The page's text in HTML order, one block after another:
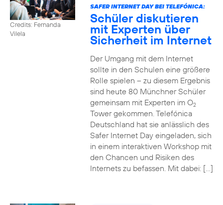
Credits: Fernanda
Vilela
SAFER INTERNET DAY BEI TELEFÓNICA:
Schüler diskutieren
mit Experten über
Sicherheit im Internet
Der Umgang mit dem Internet
sollte in den Schulen eine größere
Rolle spielen – zu diesem Ergebnis
sind heute 80 Münchner Schüler
gemeinsam mit Experten im O2
Tower gekommen. Telefónica
Deutschland hat sie anlässlich des
Safer Internet Day eingeladen, sich
in einem interaktiven Workshop mit
den Chancen und Risiken des
Internets zu befassen. Mit dabei: […]